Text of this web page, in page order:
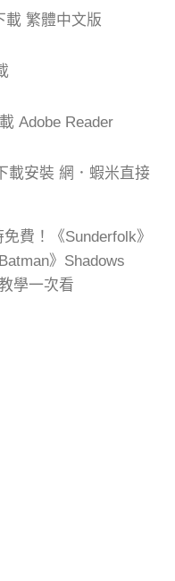
載 繁體中文版
Adobe Reader
載安裝 網．蝦米直接
費！《Sunderfolk》
》Shadows
學一次看